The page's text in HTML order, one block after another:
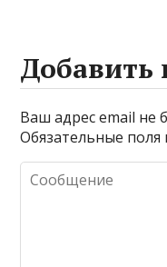
Ваш адрес email не
Обязательные